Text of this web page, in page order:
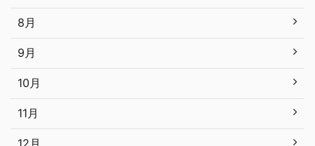
8月
9月
10月
11月
12月